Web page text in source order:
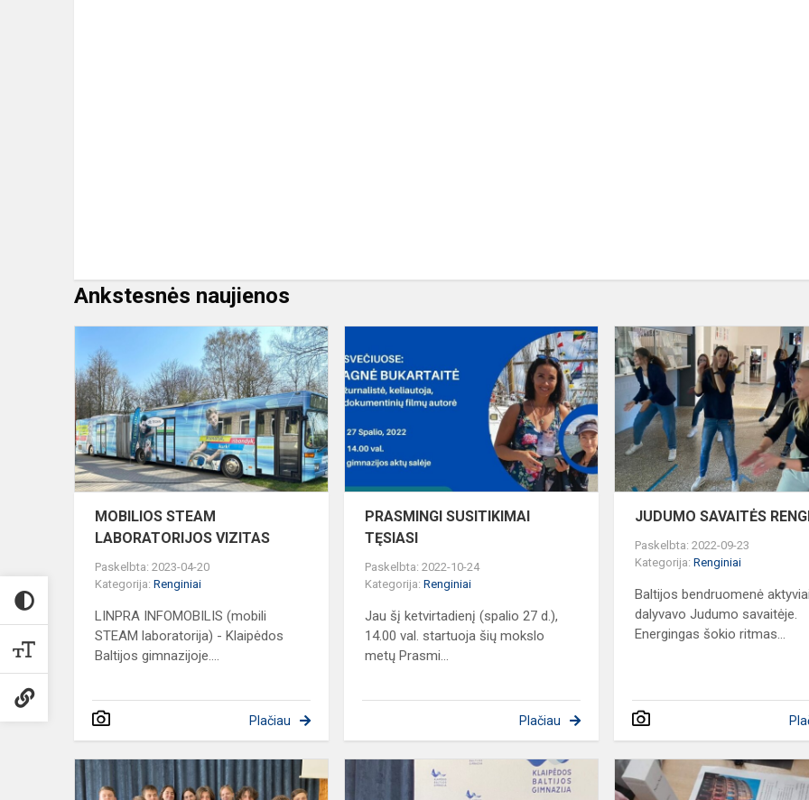
Ankstesnės naujienos
MOBILIOS
STEAM
LABORATORIJOS
VIZITAS
MOBILIOS STEAM
LABORATORIJOS VIZITAS
Paskelbta: 2023-04-20
Kategorija: Renginiai
LINPRA INFOMOBILIS (mobili
STEAM laboratorija) - Klaipėdos
Baltijos gimnazijoje....
Plačiau
PRASMINGI
SUSITIKIMAI
TĘSIASI
PRASMINGI SUSITIKIMAI
TĘSIASI
Paskelbta: 2022-10-24
Kategorija:Renginiai
Jau šį ketvirtadienį (spalio 27 d.),
14.00 val. startuoja šių mokslo
metų Prasmi...
Plačiau
JUDUMO SAVAITĖS
Paskelbta: 2022-09-23
Kategorija:Renginiai
Baltijos bendruomenė
dalyvavo Judumo savaitėje.
Energingas šokio ritmas...
-
SUSITIKIMAS
SU